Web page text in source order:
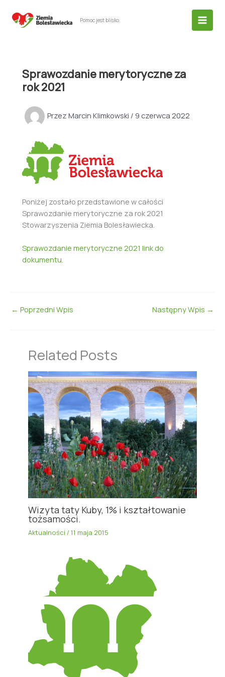
Pomoc jest blisko.
Sprawozdanie merytoryczne za
rok 2021
Przez Marcin Klimkowski / 9 czerwca 2022
Poniżej zostało przedstawione w całości
Sprawozdanie merytoryczne za rok 2021
Stowarzyszenia Ziemia Bolesławiecka.
Sprawozdanie merytoryczne 2021 link do
dokumentu.
← Poprzedni Wpis Następny Wpis →
Related Posts
Wizyta taty Kuby, 1% i kształtowanie
tożsamości.
Aktualności /11 maja 2015